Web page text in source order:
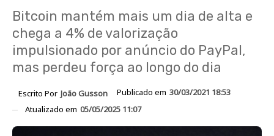
Bitcoin mantém mais um dia de alta e
chega a 4% de valorização
impulsionado por anúncio do PayPal,
mas perdeu força ao longo do dia
Escrito Por João Gusson Publicado em 30/03/2021 18:53
Atualizado em 05/05/2025 11:07